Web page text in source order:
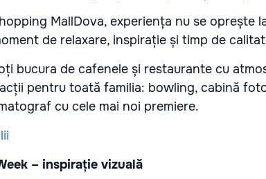
MallDova, experiența nu se oprește
de relaxare, inspirație și timp de
bucura de cafenele și restaurante cu
pentru toată familia: bowling, cabină
cu cele mai noi premiere.
– inspirație vizuală